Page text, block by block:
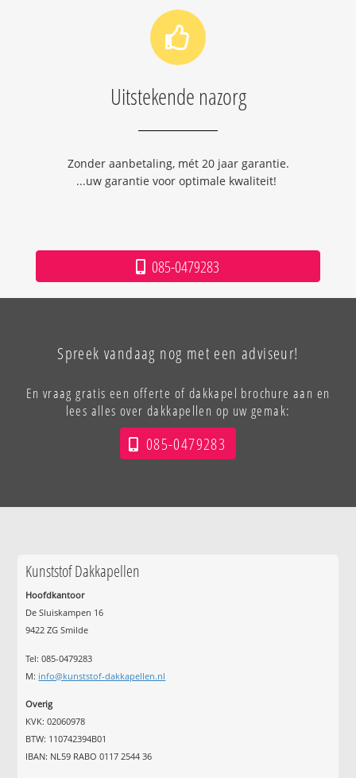
Uitstekende nazorg
Zonder aanbetaling, mét 20 jaar garantie.
...uw garantie voor optimale kwaliteit!
085-0479283
Spreek vandaag nog met een adviseur!
En vraag gratis een offerte of dakkapel brochure aan en
lees alles over dakkapellen op uw gemak:
085-0479283
Kunststof Dakkapellen
Hoofdkantoor
De Sluiskampen 16
9422 ZG Smilde
Tel: 085-0479283
M: info@kunststof-dakkapellen.nl
Overig
KVK: 02060978
BTW: 110742394B01
IBAN: NL59 RABO 0117 2544 36